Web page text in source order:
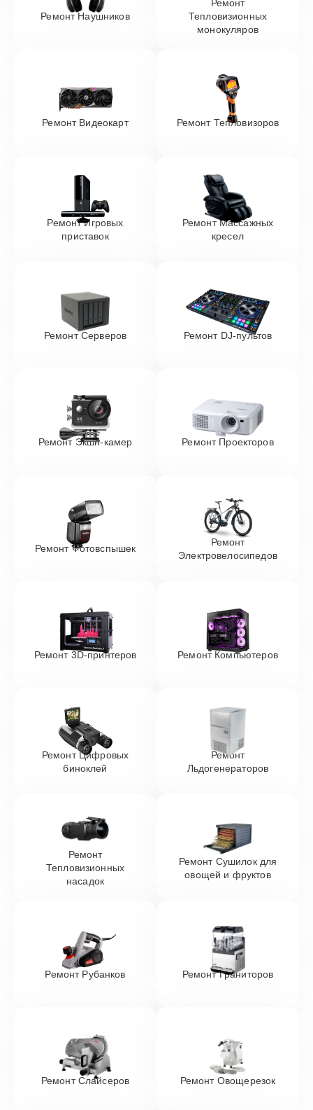
Ремонт Наушников
Ремонт
Тепловизионных
монокуляров
Ремонт Видеокарт Ремонт Тепловизоров
Ремонт Игровых
приставок
Ремонт Массажных
кресел
Ремонт Серверов Ремонт DJ-пультов
Ремонт Экшн-камер Ремонт Проекторов
Ремонт Фотовспышек
Ремонт
Электровелосипедов
Ремонт 3D-принтеров Ремонт Компьютеров
Ремонт Цифровых
биноклей
Ремонт
Льдогенераторов
Ремонт
Тепловизионных
насадок
Ремонт Сушилок для
овощей и фруктов
Ремонт Рубанков Ремонт Граниторов
Ремонт Слайсеров Ремонт Овощерезок